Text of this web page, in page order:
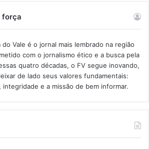
força
do Vale é o jornal mais lembrado na região
com o jornalismo ético e a busca pela
quatro décadas, o FV segue inovando,
de lado seus valores fundamentais:
integridade e a missão de bem informar.​